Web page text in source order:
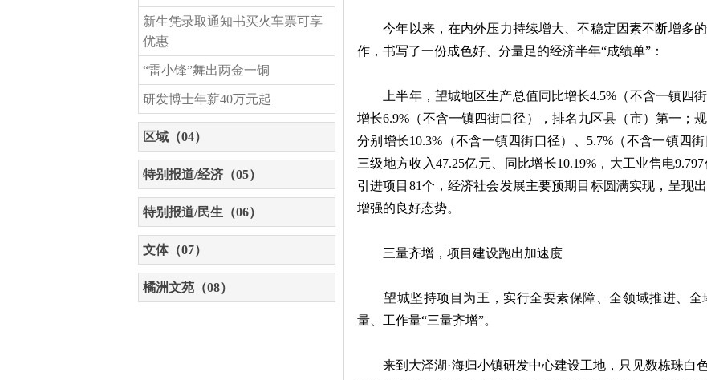
新生凭录取通知书买火车票可享
优惠
“雷小锋”舞出两金一铜
研发博士年薪40万元起
区域（04）
特别报道/经济（05）
特别报道/民生（06）
文体（07）
橘洲文苑（08）
今年以来，在内外压力持续增大、不稳定因素不断增多的
作，书写了一份成色好、分量足的经济半年“成绩单”：
上半年，望城地区生产总值同比增长4.5%（不含一镇四
增长6.9%（不含一镇四街口径），排名九区县（市）第一；
分别增长10.3%（不含一镇四街口径）、5.7%（不含一镇四
三级地方收入47.25亿元、同比增长10.19%，大工业售电
引进项目81个，经济社会发展主要预期目标圆满实现，呈现
增强的良好态势。
三量齐增，项目建设跑出加速度
望城坚持项目为王，实行全要素保障、全领域推进、全
量、工作量“三量齐增”。
来到大泽湖·海归小镇研发中心建设工地，只见数栋珠白